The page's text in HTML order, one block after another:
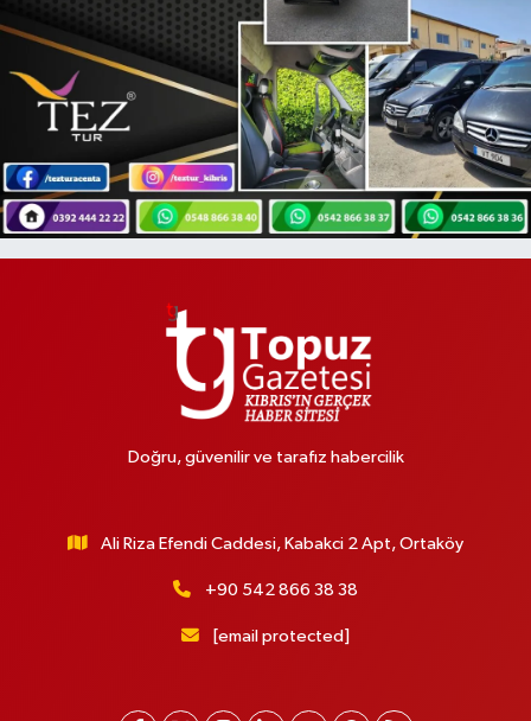
Doğru, güvenilir ve tarafız habercilik
Ali Riza Efendi Caddesi, Kabakci 2 Apt, Ortaköy
+90 542 866 38 38
[email protected]